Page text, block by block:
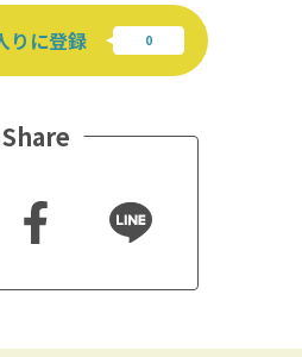
りに登録
Share
Faceb
ook
Line